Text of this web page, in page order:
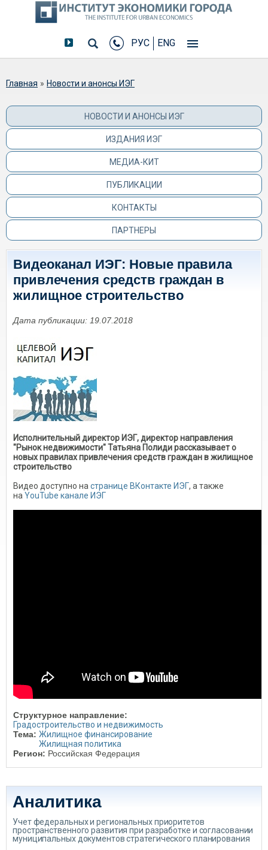
РУС ENG
Вы здесь
Главная » Новости и анонсы ИЭГ
НОВОСТИ И АНОНСЫ ИЭГ
ИЗДАНИЯ ИЭГ
МЕДИА-КИТ
ПУБЛИКАЦИИ
КОНТАКТЫ
ПАРТНЕРЫ
Видеоканал ИЭГ: Новые правила
привлечения средств граждан в
жилищное строительство
Дата публикации: 19.07.2018
Исполнительный директор ИЭГ, директор направления
"Рынок недвижимости" Татьяна Полиди рассказывает о
новых правилах привлечения средств граждан в жилищное
строительство
Видео доступно на странице ВКонтакте ИЭГ, а также
на YouTube канале ИЭГ
Структурное направление:
Градостроительство и недвижимость
Тема: Жилищное финансирование
Жилищная политика
Регион: Российская Федерация
Аналитика
Учет федеральных и региональных приоритетов
пространственного развития при разработке и согласовании
муниципальных документов стратегического планирования